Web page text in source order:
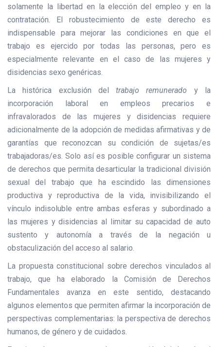
solamente la libertad en la elección del empleo y en la
contratación. El robustecimiento de este derecho es
indispensable para mejorar las condiciones en que el
trabajo es ejercido por todas las personas, pero es
especialmente relevante en el caso de las mujeres y
disidencias sexo genéricas.
La histórica exclusión deltrabajo remunerado y la
incorporación laboral en empleos precarios e
infravalorados de las mujeres y disidencias requiere
adicionalmente de la adopción de medidas afirmativas y de
garantías que reconozcan su condición de sujetas/es
trabajadoras/es. Solo así es posible configurar un sistema
de derechos que permita desarticular la tradicional división
sexual del trabajo que ha escindido las dimensiones
productiva y reproductiva de la vida, invisibilizando el
vínculo indisoluble entre ambas esferas y subordinado a
las mujeres y disidencias al limitar su capacidad de auto
sustento y autonomía a través de la negación u
obstaculización del acceso al salario.
La propuesta constitucional sobre derechos vinculados al
trabajo, que ha elaborado la Comisión de Derechos
Fundamentales avanza en este sentido, destacando
algunos elementos que permiten afirmar la incorporación de
perspectivas complementarias: la perspectiva de derechos
humanos, de género y de cuidados.